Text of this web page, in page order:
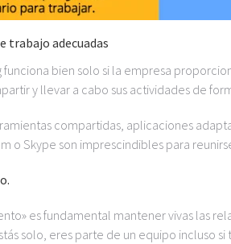
trabajo adecuadas
bien solo si la empresa
y llevar a cabo sus actividades de
compartidas, aplicaciones
o Skype son imprescindibles para
es fundamental mantener vivas las
solo, eres parte de un equipo incluso si